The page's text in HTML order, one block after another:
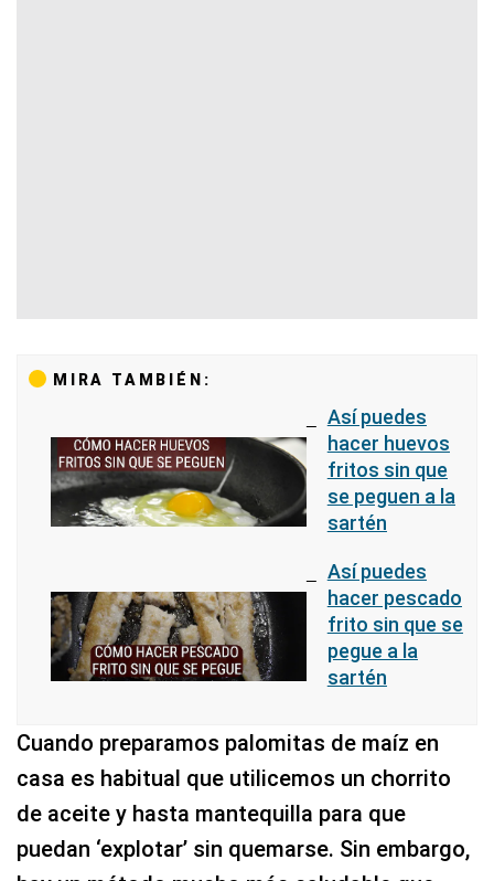
MIRA TAMBIÉN:
Así puedes
hacer huevos
fritos sin que
se peguen a la
sartén
Así puedes
hacer pescado
frito sin que se
pegue a la
sartén
Cuando preparamos palomitas de maíz en
casa es habitual que utilicemos un chorrito
de aceite y hasta mantequilla para que
puedan ‘explotar’ sin quemarse. Sin embargo,